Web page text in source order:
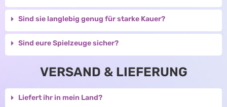
Sind sie langlebig genug für starke Kauer?
Sind eure Spielzeuge sicher?
VERSAND & LIEFERUNG
Liefert ihr in mein Land?